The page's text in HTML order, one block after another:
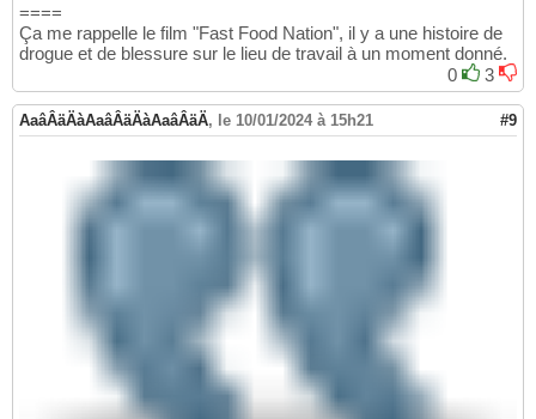
====
Ça me rappelle le film "Fast Food Nation", il y a une histoire de
drogue et de blessure sur le lieu de travail à un moment donné.
0
3
AaâÂäÄàAaâÂäÄàAaâÂäÄ, le 10/01/2024 à 15h21 #9